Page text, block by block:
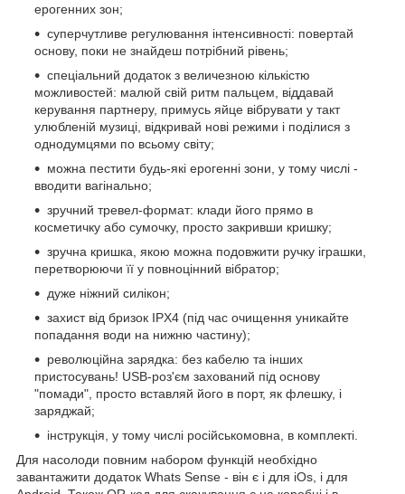
ерогенних зон;
суперчутливе регулювання інтенсивності: повертай
основу, поки не знайдеш потрібний рівень;
спеціальний додаток з величезною кількістю
можливостей: малюй свій ритм пальцем, віддавай
керування партнеру, примусь яйце вібрувати у такт
улюбленій музиці, відкривай нові режими і поділися з
однодумцями по всьому світу;
можна пестити будь-які ерогенні зони, у тому числі -
вводити вагінально;
зручний тревел-формат: клади його прямо в
косметичку або сумочку, просто закривши кришку;
зручна кришка, якою можна подовжити ручку іграшки,
перетворюючи її у повноцінний вібратор;
дуже ніжний силікон;
захист від бризок IPX4 (під час очищення уникайте
попадання води на нижню частину);
революційна зарядка: без кабелю та інших
пристосувань! USB-роз'єм захований під основу
"помади", просто вставляй його в порт, як флешку, і
заряджай;
інструкція, у тому числі російськомовна, в комплекті.
Для насолоди повним набором функцій необхідно
завантажити додаток Whats Sense - він є і для iOs, і для